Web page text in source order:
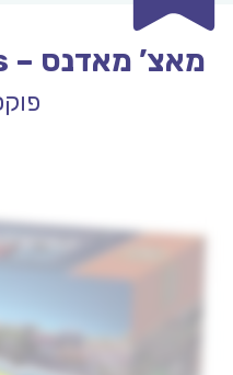
מאצ’ מאדנס – Match Madness